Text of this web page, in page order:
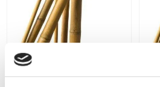
Bamboestok 1 stuk
4,49